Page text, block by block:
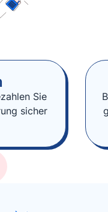
Sie
sicher